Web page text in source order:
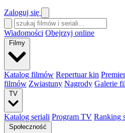
Zaloguj się
Wiadomości Obejrzyj online
Filmy
Katalog filmów Repertuar kin
filmów Zwiastuny Nagrody Galerie
TV
Katalog seriali Program TV Ranking
Społeczność